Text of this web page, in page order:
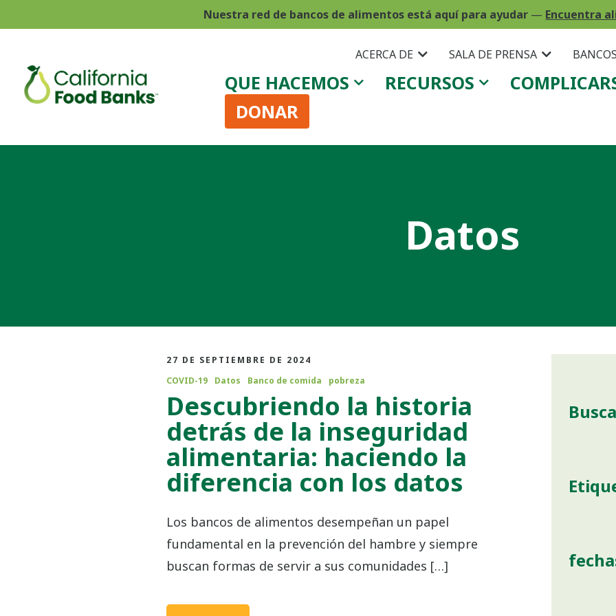
Nuestra red de bancos de alimentos está aquí para ayudar — Encuentra
ACERCA DE SALA DE PRENSA
QUE HACEMOS RECURSOS
DONAR
Datos
27 DE SEPTIEMBRE DE 2024
COVID-19
Datos Banco de comida pobreza
Descubriendo la historia
detrás de la inseguridad
alimentaria: haciendo la
diferencia con los datos
Los bancos de alimentos desempeñan un papel
fundamental en la prevención del hambre y siempre
buscan formas de servir a sus comunidades […]